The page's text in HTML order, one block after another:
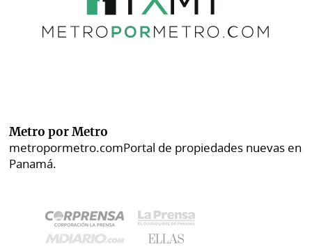
Metro por Metro
metropormetro.comPortal de propiedades nuevas en
Panamá.